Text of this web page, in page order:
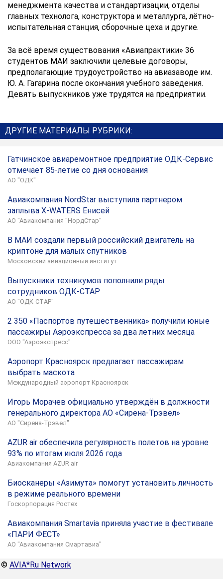
менеджмента качества и стандартизации, отделы
главных технолога, конструктора и металлурга, лётно-
испытательная станция, сборочные цеха и другие.
За всё время существования «Авиапрактики» 36
студентов МАИ заключили целевые договоры,
предполагающие трудоустройство на авиазаводе им.
Ю. А. Гагарина после окончания учебного заведения.
Девять выпускников уже трудятся на предприятии.
ДРУГИЕ МАТЕРИАЛЫ РУБРИКИ:
Гатчинское авиаремонтное предприятие ОДК-Сервис
отмечает 85-летие со дня основания
АО "ОДК"
Авиакомпания NordStar выступила партнером
заплыва X-WATERS Енисей
АО "Авиакомпания "НордСтар"
В МАИ создали первый российский двигатель на
криптоне для малых спутников
Московский авиационный институт
Выпускники техникумов пополнили ряды
сотрудников ОДК-СТАР
АО "ОДК-СТАР"
2 350 «Паспортов путешественника» получили юные
пассажиры Аэроэкспресса за два летних месяца
ООО "Аэроэкспресс"
Аэропорт Красноярск предлагает пассажирам
выбрать маскота
Международный аэропорт Красноярск
Игорь Морачев официально утверждён в должности
генерального директора АО «Сирена-Трэвел»
АО "Сирена-Трэвел"
AZUR air обеспечила регулярность полетов на уровне
93% по итогам июля 2026 года
Авиакомпания AZUR air
Биосканеры «Азимута» помогут установить личность
в режиме реального времени
Госкорпорация Ростех
Авиакомпания Smartavia приняла участие в фестивале
«ПАРИ ФЕСТ»
АО "Авиакомпания Смартавиа"
© AVIA*Ru Network